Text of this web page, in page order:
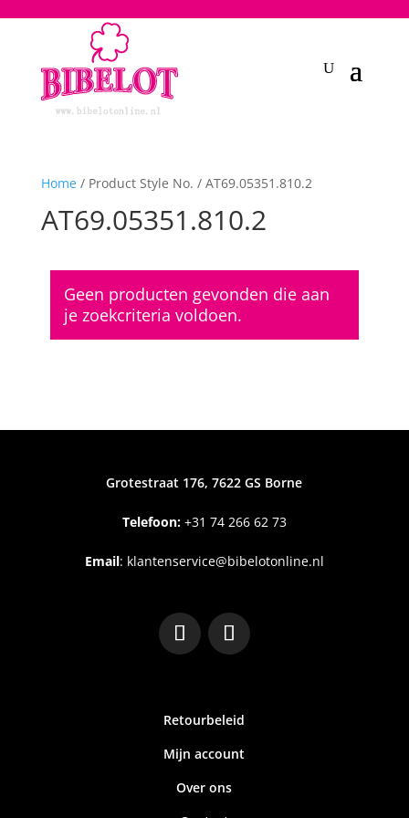
Home/ Product Style No. / AT69.05351.810.2
AT69.05351.810.2
Geen producten gevonden die aan
je zoekcriteria voldoen.
Grotestraat 176, 7622 GS Borne
Telefoon:+31 74 266 62 73
Email: klantenservice@bibelotonline.nl
Retourbeleid
Mijn account
Over ons